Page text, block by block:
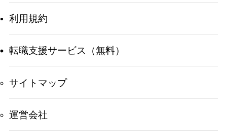
利用規約
転職支援サービス（無料）
サイトマップ
運営会社